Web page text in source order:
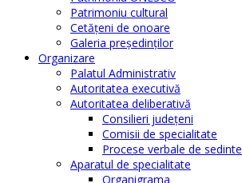
Patrimoniu cultural
Cetăţeni de onoare
Galeria președinților
Organizare
Palatul Administrativ
Autoritatea executivă
Autoritatea deliberativă
Consilieri judeţeni
Comisii de specialitate
Procese verbale de sedinte
Aparatul de specialitate
Organigrama